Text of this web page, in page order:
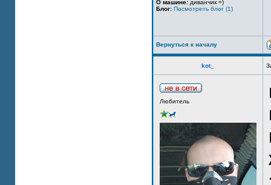
О машине: диванчик =)
Блог: Посмотреть блог (1)
Вернуться к началу
kot_
Любитель